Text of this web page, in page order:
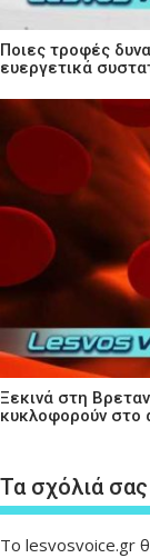
Ποιες τροφές
ευεργετικά
Ξεκινά στη
κυκλοφορούν στο
Τα σχόλιά
Το lesvosvoice.gr